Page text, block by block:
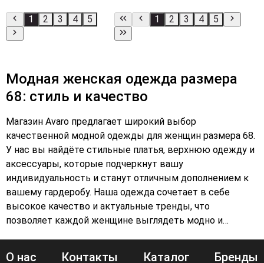
1 2 3 4 5 1 2 3 4 5
Модная женская одежда размера
68: стиль и качество
Магазин Avaro предлагает широкий выбор
качественной модной одежды для женщин размера 68.
У нас вы найдёте стильные платья, верхнюю одежду и
аксессуары, которые подчеркнут вашу
индивидуальность и станут отличным дополнением к
вашему гардеробу. Наша одежда сочетает в себе
высокое качество и актуальные тренды, что
позволяет каждой женщине выглядеть модно и
О нас Контакты Каталог Бренды